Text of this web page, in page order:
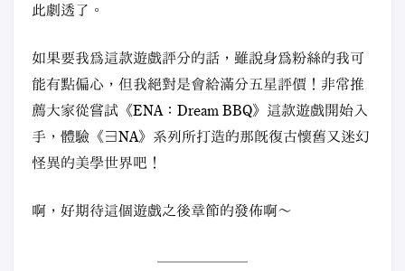
此劇透了。
如果要我爲這款遊戲評分的話，雖說身爲粉絲的我可
能有點偏心，但我絕對是會給滿分五星評價！非常推
薦大家從嘗試《ENA：Dream BBQ》這款遊戲開始入
手，體驗《∃NA》系列所打造的那既復古懷舊又迷幻
怪異的美學世界吧！
啊，好期待這個遊戲之後章節的發佈啊～